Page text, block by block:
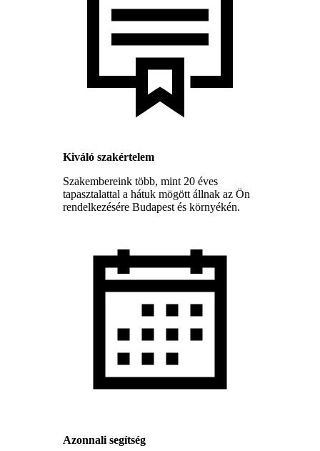
Kiváló szakértelem
Szakembereink több, mint 20 éves
tapasztalattal a hátuk mögött állnak az Ön
rendelkezésére Budapest és környékén.
Azonnali segítség